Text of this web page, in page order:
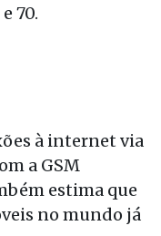
70.
à internet via
a GSM
estima que
no mundo já